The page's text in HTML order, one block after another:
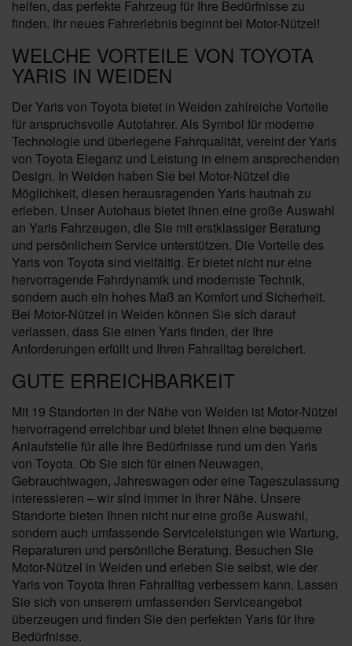
helfen, das perfekte Fahrzeug für Ihre Bedürfnisse zu
finden. Ihr neues Fahrerlebnis beginnt bei Motor-Nützel!
WELCHE VORTEILE VON TOYOTA
YARIS IN WEIDEN
Der Yaris von Toyota bietet in Weiden zahlreiche Vorteile
für anspruchsvolle Autofahrer. Als Symbol für moderne
Technologie und überlegene Fahrqualität, vereint der Yaris
von Toyota Eleganz und Leistung in einem ansprechenden
Design. In Weiden haben Sie bei Motor-Nützel die
Möglichkeit, diesen herausragenden Yaris hautnah zu
erleben. Unser Autohaus bietet Ihnen eine große Auswahl
an Yaris Fahrzeugen, die Sie mit erstklassiger Beratung
und persönlichem Service unterstützen. Die Vorteile des
Yaris von Toyota sind vielfältig. Er bietet nicht nur eine
hervorragende Fahrdynamik und modernste Technik,
sondern auch ein hohes Maß an Komfort und Sicherheit.
Bei Motor-Nützel in Weiden können Sie sich darauf
verlassen, dass Sie einen Yaris finden, der Ihre
Anforderungen erfüllt und Ihren Fahralltag bereichert.
GUTE ERREICHBARKEIT
Mit 19 Standorten in der Nähe von Weiden ist Motor-Nützel
hervorragend erreichbar und bietet Ihnen eine bequeme
Anlaufstelle für alle Ihre Bedürfnisse rund um den Yaris
von Toyota. Ob Sie sich für einen Neuwagen,
Gebrauchtwagen, Jahreswagen oder eine Tageszulassung
interessieren – wir sind immer in Ihrer Nähe. Unsere
Standorte bieten Ihnen nicht nur eine große Auswahl,
sondern auch umfassende Serviceleistungen wie Wartung,
Reparaturen und persönliche Beratung. Besuchen Sie
Motor-Nützel in Weiden und erleben Sie selbst, wie der
Yaris von Toyota Ihren Fahralltag verbessern kann. Lassen
Sie sich von unserem umfassenden Serviceangebot
überzeugen und finden Sie den perfekten Yaris für Ihre
Bedürfnisse.